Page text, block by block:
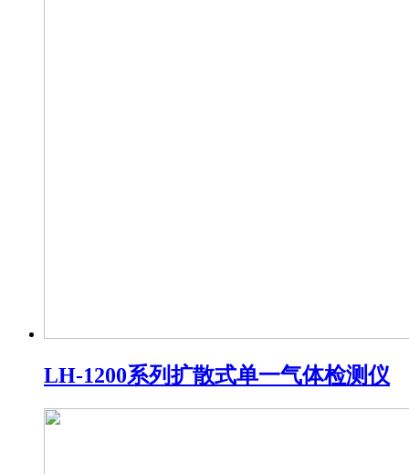
LH-1200系列扩散式单一气体检测仪